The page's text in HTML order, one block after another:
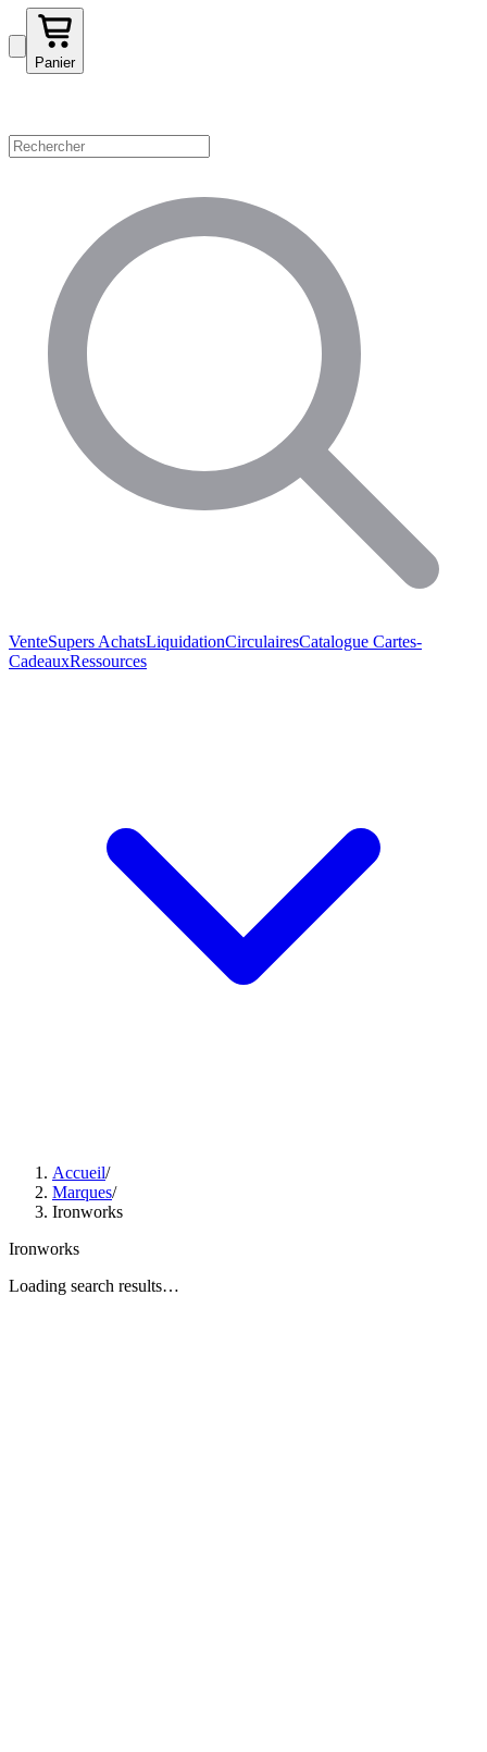
Panier
VenteSupers AchatsLiquidationCirculairesCatalogue Cartes-
CadeauxRessources
Accueil/
Marques/
Ironworks
Ironworks
Loading search results…